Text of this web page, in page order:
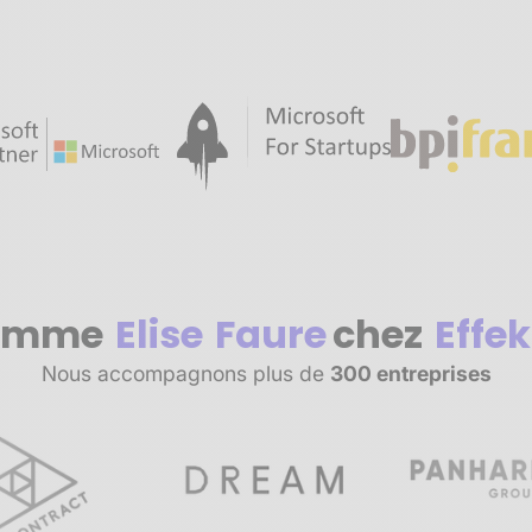
Elise Faurechez
Nous accompagnons plus de 300 entreprises